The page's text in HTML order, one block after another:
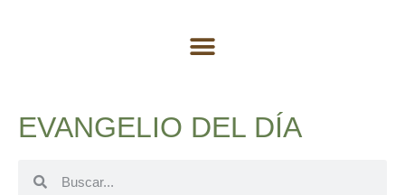
EVANGELIO DEL DÍA